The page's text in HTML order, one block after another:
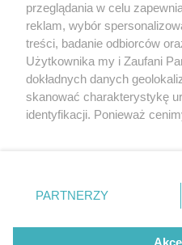
Nie zapomnij
zapoznać się z:
polityką prywatności
Twojemiasto
Piekary Śląskie
Chorzów
Tarnowskie Góry
Gliwice
przeglądania w celu
reklam, wybór
treści, badanie odbiorców
Użytkownika my i Zaufani
dokładnych danych
skanować charakterystykę
identyfikacji. Ponieważ
prywatności znajdujący się
. Niektóre rodzaje
zgody użytkownika, ale
takiemu przetwarzaniu.
PARTNERZY